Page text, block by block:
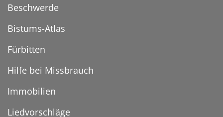
Beschwerde
Bistums-Atlas
Fürbitten
Hilfe bei Missbrauch
Immobilien
Liedvorschläge